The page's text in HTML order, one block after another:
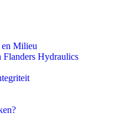
Milieu
Flanders Hydraulics